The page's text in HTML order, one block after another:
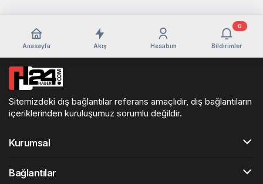
Anasayfa Akış Hesabım Bildirimler
0
Sitemizdeki dış bağlantılar referans amaçlıdır, dış bağlantıların
içeriklerinden kuruluşumuz sorumlu değildir.
Kurumsal
Bağlantılar